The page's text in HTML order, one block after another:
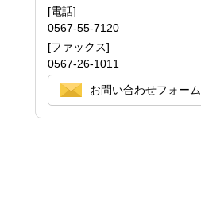
[電話]
0567-55-7120
[ファックス]
0567-26-1011
お問い合わせフォーム